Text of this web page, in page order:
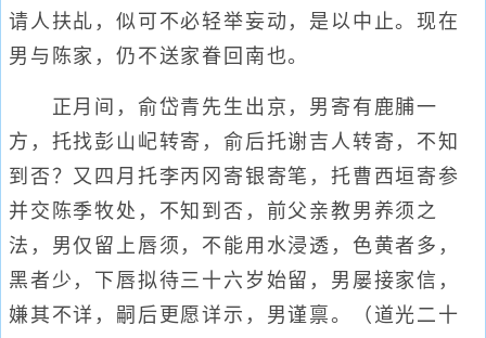
请人扶乩，似可不必轻举妄动，是以中止。现在
男与陈家，仍不送家眷回南也。
正月间，俞岱青先生出京，男寄有鹿脯一
方，托找彭山屺转寄，俞后托谢吉人转寄，不知
到否？又四月托李丙冈寄银寄笔，托曹西垣寄参
并交陈季牧处，不知到否，前父亲教男养须之
法，男仅留上唇须，不能用水浸透，色黄者多，
黑者少，下唇拟待三十六岁始留，男屡接家信，
嫌其不详，嗣后更愿详示，男谨禀。（道光二十